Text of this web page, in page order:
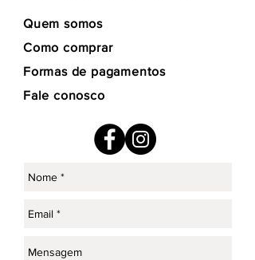
Quem somos
Como comprar
Formas de pagamentos
Fale conosco